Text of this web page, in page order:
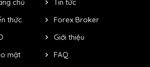
chủ
Tin tức
thức
Forex Broker
Giới thiệu
mật
FAQ